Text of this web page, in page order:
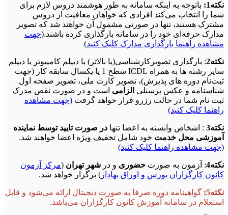
نکته1:
باتوجه به اینکه سامانه به طور هوشمند دروس لازم برای
شما را انتخاب می‌کند افرادی که خواهان معافیت از دروس
مشترک هستند، تنها در صورتی مشمول آن خواهند شد که تصویر
مدارک حرفه‌ای خود را در سامانه بارگذاری کرده باشند.(جهت
مشاهده راهنما بارگذاری مدارک کلیک کنید)
نکته2 : بارگذاری تصویرکارشناسی(یا بالاتر) یا دیپلم کامپیوتر یا دیپلم
سایر رشته ها به همراه ICDL سطح 1 یا یکسال سابقه کار (جهت
ثبت‌نام دوره های پذیرش)، تصویر کارت ملی، تصویر صفحه اول
شناسنامه و عکس پرسنلی الزامی است و در صورت نقص مدرک
ثبت نام شما در حالت رزرو قرار خواهد گرفت (جهت مشاهده
راهنما کلیک کنید)
نکته3 : اشخاص وابسته به اعضا تنها در صورت تایید توسط نماینده
آموزشی محل خدمت خود شامل تخفیف ویژه اعضا خواهند شد.
(جهت مشاهده راهنما کلیک کنید)
نکته4 : آزمون به صورت حضوری و در شهر تهران (مرکز آزمون
کانون کارگزاران بورس و اوراق بهادار ) برگزار خواهد شد.
نکته5:
گواهینامه دوره صرفا به صورت دیجیتال ارائه می‌شود و قابل
استعلام در سامانه آموزش کانون کارگزاران می‌باشد.